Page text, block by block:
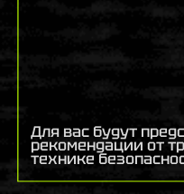
Для вас будут
рекомендации от
технике